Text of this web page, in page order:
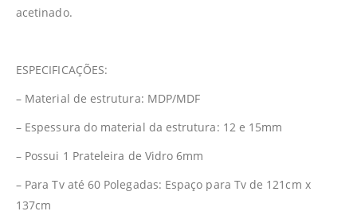
acetinado.
ESPECIFICAÇÕES:
– Material de estrutura: MDP/MDF
– Espessura do material da estrutura: 12 e 15mm
– Possui 1 Prateleira de Vidro 6mm
– Para Tv até 60 Polegadas: Espaço para Tv de 121cm x
137cm